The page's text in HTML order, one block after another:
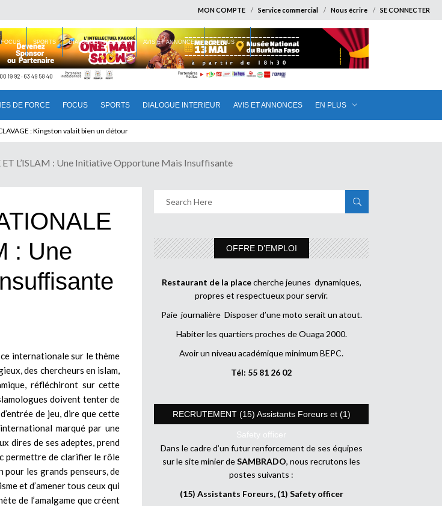
MON COMPTE Service commercial Nous écrire SE CONNECTER
DE FORCE FOCUS SPORTS DIALOGUE INTERIEUR AVIS ET ANNONCES EN PLUS
FOCUS SPORTS DIALOGUE INTERIEUR AVIS ET ANNONCES EN PLUS
quitte le pouvoir sans partir !
L’ISLAM : Une Initiative Opportune Mais Insuffisante
: Une
internationale sur le thème
des chercheurs en islam,
réfléchiront sur cette
doivent tenter de
de jeu, dire que cette
marqué par une
dires de ses adeptes, prend
permettre de clarifier le rôle
pour les grands penseurs, de
et d’amener tous ceux qui
de l’amalgame que créent
OFFRE D’EMPLOI
Restaurant de la placecherche jeunes dynamiques,
propres et respectueux pour servir.
Paie journalière Disposer d’une moto serait un atout.
Habiter les quartiers proches de Ouaga 2000.
Avoir un niveau académique minimum BEPC.
Tél: 55 81 26 02
RECRUTEMENT (15) Assistants Foreurs et (1)
Safety officer
Dans le cadre d’un futur renforcement de ses équipes
sur le site minier deSAMBRADO, nous recrutons les
postes suivants :
(15) Assistants Foreurs, (1) Safety officer